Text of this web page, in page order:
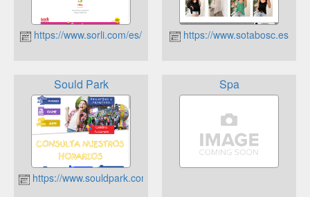
https://www.sorli.com/es/ https://www.sotabosc.es
Sould Park
https://www.souldpark.com/
Spa